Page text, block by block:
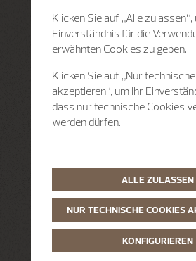
Klicken Sie auf „Alle zulassen“,
Einverständnis für die
erwähnten Cookies zu geben.
Klicken Sie auf „Nur
akzeptieren“, um Ihr
dass nur technische Cookies
werden dürfen.
ALLE ZULASSEN
NUR TECHNISCHE COOKIES
KONFIGURIEREN